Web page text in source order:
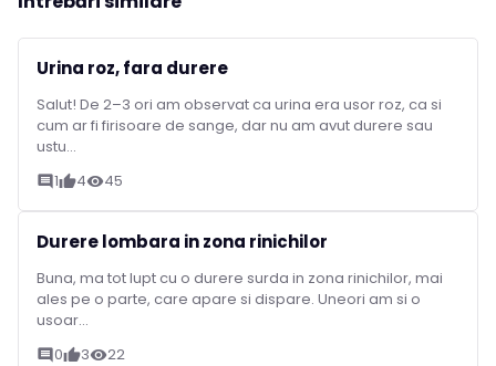
Urina roz, fara durere
Salut! De 2–3 ori am observat ca urina era usor roz, ca si
cum ar fi firisoare de sange, dar nu am avut durere sau
ustu...
comment 1thumb_up4visibility45
Durere lombara in zona rinichilor
Buna, ma tot lupt cu o durere surda in zona rinichilor, mai
ales pe o parte, care apare si dispare. Uneori am si o
usoar...
comment 0thumb_up3visibility22